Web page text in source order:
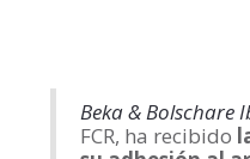
Beka & Bolschare
FCR, ha recibido